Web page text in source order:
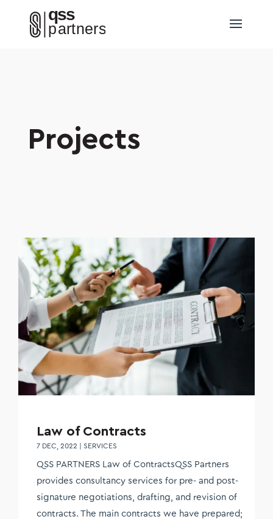
Projects
Law of Contracts
7 DEC, 2022 SERVICES
QSS PARTNERS Law of ContractsQSS Partners
provides consultancy services for pre- and post-
signature negotiations, drafting, and revision of
contracts. The main contracts we have prepared;